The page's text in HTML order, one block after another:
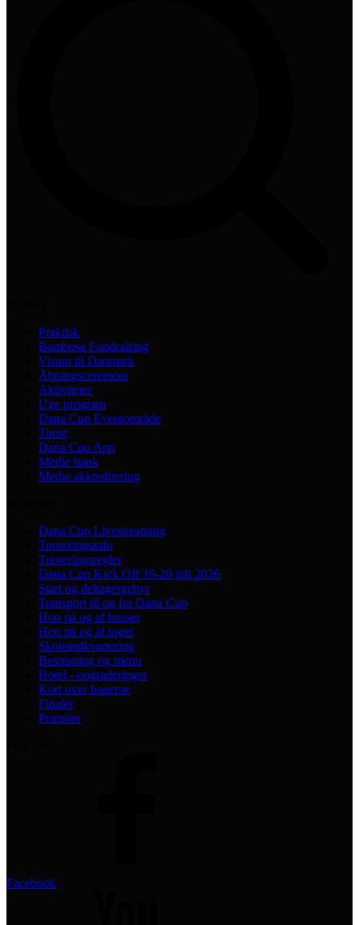
Praktisk
Bambusa Fundraising
Visum til Danmark
Åbningsceremoni
Aktiviteter
Uge program
Dana Cup Eventområde
Turist
Dana Cup App
Medie bank
Medie akkreditering
Dana Cup Livestreaming
Turneringsinfo
Turneringsregler
Dana Cup Kick Off 19-20 juli 2026
Start og deltagergebyr
Transport til og fra Dana Cup
Hop på og af busser
Hop på og af toget
Skoleindkvartering
Bespisning og menu
Hotel - opgraderinger
Kort over banerne
Finaler
Præmier
Facebook